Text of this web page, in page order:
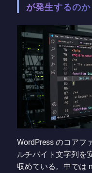
が発生するのか
WordPress のコアフ
ルチバイト文字列を
収めている。中では